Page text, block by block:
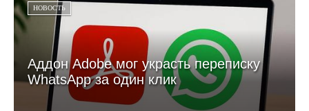
НОВОСТЬ
Аддон Adobe мог украсть переписку
WhatsApp за один клик